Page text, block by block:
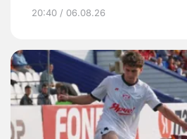
20:40 / 06.08.26